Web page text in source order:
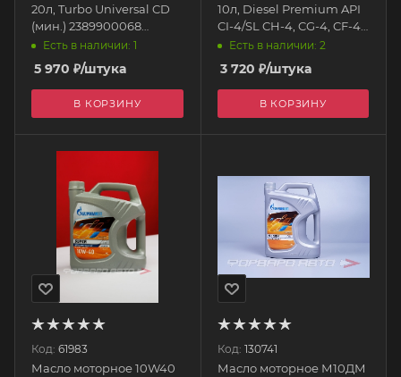
20л, Turbo Universal CD
(мин.) 2389900068
GAZPROMNEFT
Есть в наличии: 1
5 970 ₽/штука
В КОРЗИНУ
10л, Diesel Premium API
CI-4/SL CH-4, CG-4, CF-4
253142307
GAZPROMNEFT
Есть в наличии: 2
3 720 ₽/штука
В КОРЗИНУ
Код: 61983
Масло моторное 10W40
Код: 130741
Масло моторное М10ДМ